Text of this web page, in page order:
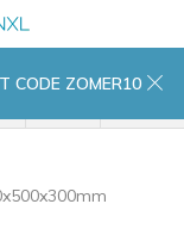
CODE ZOMER10